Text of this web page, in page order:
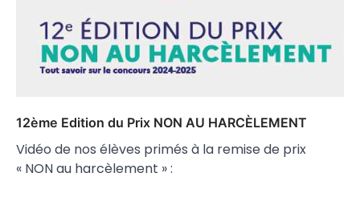
12ème Edition du Prix NON AU HARCÈLEMENT
Vidéo de nos élèves primés à la remise de prix
« NON au harcèlement » :